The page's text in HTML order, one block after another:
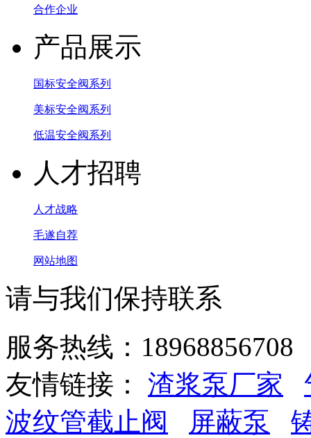
合作企业
产品展示
国标安全阀系列
美标安全阀系列
低温安全阀系列
人才招聘
人才战略
毛遂自荐
网站地图
请与我们保持联系
服务热线：18968856708
友情链接：
渣浆泵厂家
波纹管截止阀
屏蔽泵